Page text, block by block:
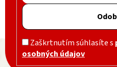
Zaškrtnutím súhlasíte s
osobných údajov
Zápätie